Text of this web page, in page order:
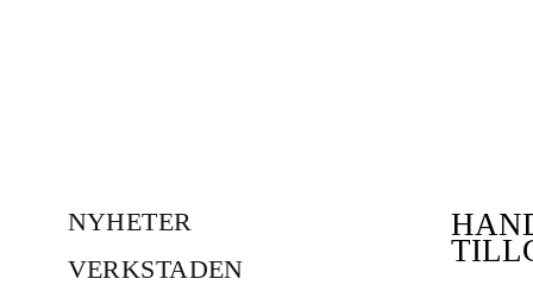
NYHETER
VERKSTADEN